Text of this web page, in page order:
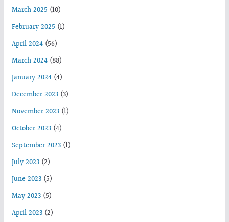
March 2025 (10)
February 2025 (1)
April 2024(56)
March 2024(88)
January 2024(4)
December 2023(3)
November 2023(1)
October 2023(4)
September 2023(1)
July 2023(2)
June 2023(5)
May 2023(5)
April 2023(2)